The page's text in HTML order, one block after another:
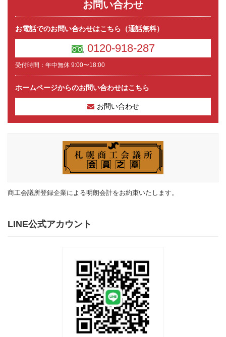
お問い合わせ
お電話でのお問い合わせはこちら（通話無料）
0120-918-287
受付時間：年中無休 9:00〜18:00
ホームページからのお問い合わせはこちら
お問い合わせ
商工会議所登録企業による明朗会計をお約束いたします。
LINE公式アカウント